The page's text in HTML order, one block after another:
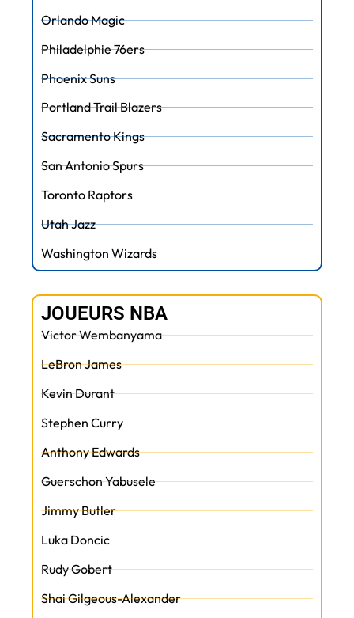
Orlando Magic
Philadelphie 76ers
Phoenix Suns
Portland Trail Blazers
Sacramento Kings
San Antonio Spurs
Toronto Raptors
Utah Jazz
Washington Wizards
JOUEURS NBA
Victor Wembanyama
LeBron James
Kevin Durant
Stephen Curry
Anthony Edwards
Guerschon Yabusele
Jimmy Butler
Luka Doncic
Rudy Gobert
Shai Gilgeous-Alexander